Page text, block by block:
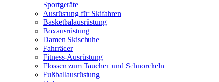
Sportgeräte
Ausrüstung für Skifahren
Basketbalausrüstung
Boxausrüstung
Damen Skischuhe
Fahrräder
Fitness-Ausrüstung
Flossen zum Tauchen und Schnorcheln
Fußballausrüstung